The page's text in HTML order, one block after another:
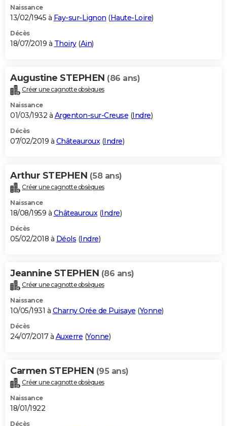
Naissance
13/02/1945 à Fay-sur-Lignon (Haute-Loire)
Décès
18/07/2019 à Thoiry(Ain)
Augustine STEPHEN (86 ans)
Créer une cagnotte obsèques
Naissance
01/03/1932 à Argenton-sur-Creuse (Indre)
Décès
07/02/2019 à Châteauroux(Indre)
Arthur STEPHEN (58 ans)
Créer une cagnotte obsèques
Naissance
18/08/1959 à Châteauroux(Indre)
Décès
05/02/2018 à Déols (Indre)
Jeannine STEPHEN (86 ans)
Créer une cagnotte obsèques
Naissance
10/05/1931 à Charny Orée de Puisaye (Yonne)
Décès
24/07/2017 à Auxerre (Yonne)
Carmen STEPHEN (95 ans)
Créer une cagnotte obsèques
Naissance
18/01/1922
Décès